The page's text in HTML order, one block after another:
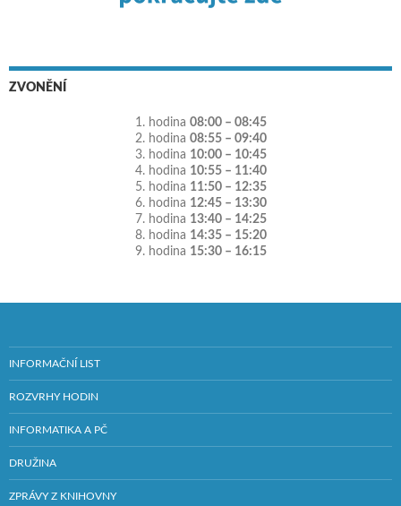
ZVONĚNÍ
1. hodina 08:00 – 08:45
2. hodina 08:55 – 09:40
3. hodina 10:00 – 10:45
4. hodina 10:55 – 11:40
5. hodina 11:50 – 12:35
6. hodina 12:45 – 13:30
7. hodina 13:40 – 14:25
8. hodina 14:35 – 15:20
9. hodina 15:30 – 16:15
INFORMAČNÍ LIST
ROZVRHY HODIN
INFORMATIKA A PČ
DRUŽINA
ZPRÁVY Z KNIHOVNY